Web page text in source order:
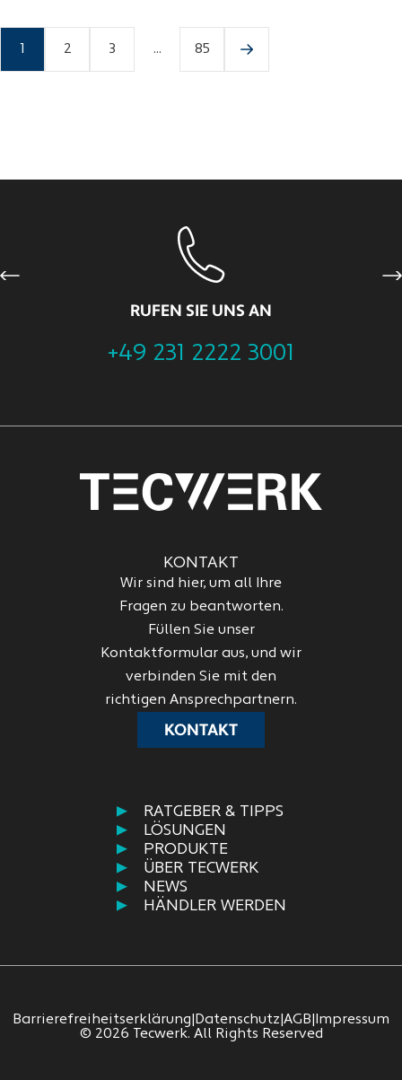
2 3 ... 85
RUFEN SIE UNS AN
+49 231 2222 3001
Previous
RATGEBER & TIPPS
LÖSUNGEN
PRODUKTE
ÜBER TECWERK
NEWS
HÄNDLER WERDEN
KONTAKT
Wir sind hier, um all Ihre
Fragen zu beantworten.
Füllen Sie unser
Kontaktformular aus, und wir
verbinden Sie mit den
richtigen Ansprechpartnern.
KONTAKT
Barrierefreiheitserklärung Datenschutz AGB
Impressum
© 2026 Tecwerk. All Rights Reserved